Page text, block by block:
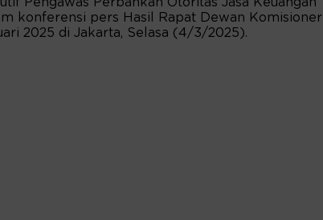
konferensi pers Hasil Rapat Dewan Komisioner
2025 di Jakarta, Selasa (4/3/2025).